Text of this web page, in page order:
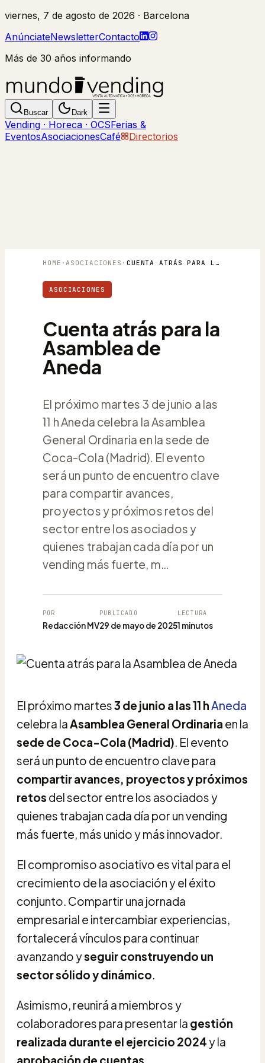
viernes, 7 de agosto de 2026 · Barcelona
AnúnciateNewsletterContacto
Más de 30 años informando
Buscar Dark
Vending · Horeca · OCSFerias &
EventosAsociacionesCafé Directorios
HOME ·ASOCIACIONES · CUENTA ATRÁS PARA LA ASAMBLEA DE ANEDA
ASOCIACIONES
Cuenta atrás para la
Asamblea de
Aneda
El próximo martes 3 de junio a las
11 h Aneda celebra la Asamblea
General Ordinaria en la sede de
Coca-Cola (Madrid). El evento
será un punto de encuentro clave
para compartir avances,
proyectos y próximos retos del
sector entre los asociados y
quienes trabajan cada día por un
vending más fuerte, m…
POR
Redacción MV
PUBLICADO
29 de mayo de 2025
LECTURA
1 minutos
El próximo martes3 de junio a las 11 hAneda
celebra laAsamblea General Ordinaria en la
sede de Coca-Cola (Madrid). El evento
será un punto de encuentro clave para
compartir avances, proyectos y próximos
retos del sector entre los asociados y
quienes trabajan cada día por un vending
más fuerte, más unido y más innovador.
El compromiso asociativo es vital para el
crecimiento de la asociación y el éxito
conjunto. Compartir una jornada
empresarial e intercambiar experiencias,
fortalecerá vínculos para continuar
avanzando yseguir construyendo un
sector sólido y dinámico.
Asimismo, reunirá a miembros y
colaboradores para presentar la gestión
realizada durante el ejercicio 2024 y la
aprobación de cuentas.